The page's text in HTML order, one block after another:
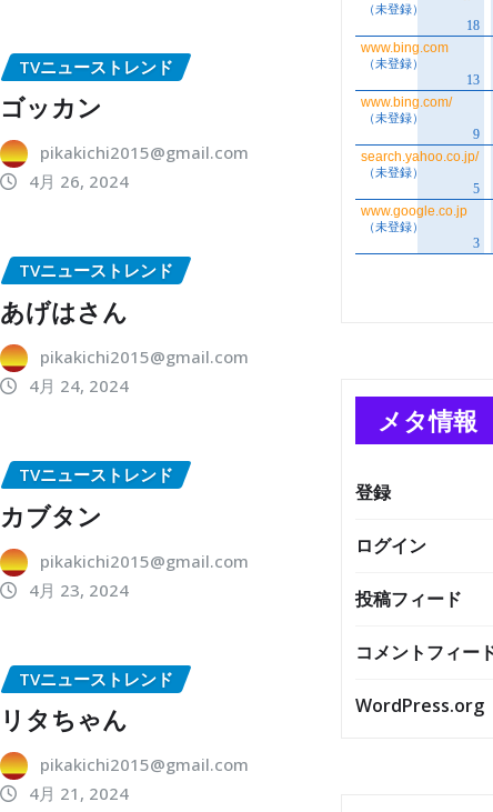
TVニューストレンド
ゴッカン
pikakichi2015@gmail.com
4月 26, 2024
TVニューストレンド
あげはさん
pikakichi2015@gmail.com
4月 24, 2024
TVニューストレンド
カブタン
pikakichi2015@gmail.com
4月 23, 2024
TVニューストレンド
リタちゃん
pikakichi2015@gmail.com
4月 21, 2024
メタ情報
登録
ログイン
投稿フィード
コメントフィー
WordPress.org